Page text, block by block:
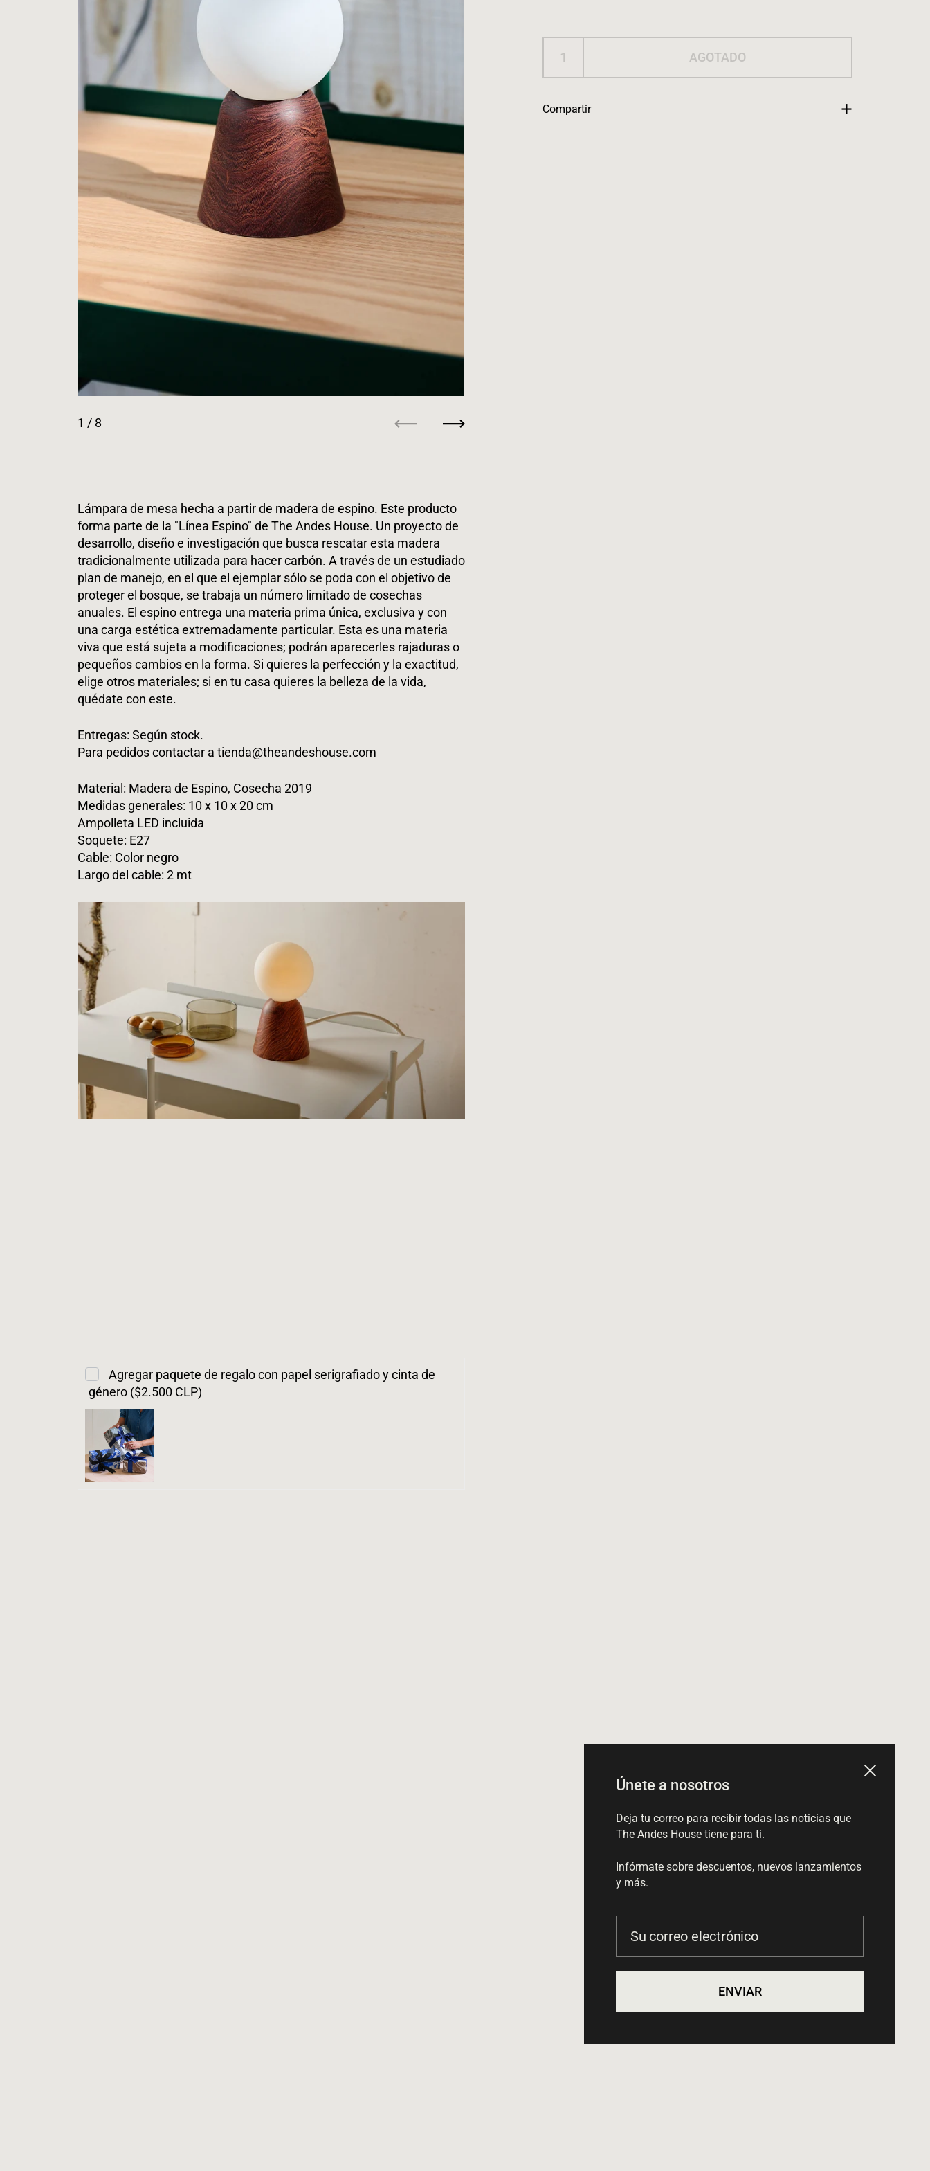
AGOTADO
Compartir
1 / 8
Siguiente
Lámpara de mesa hecha a partir de madera de espino. Este producto
forma parte de la "Línea Espino" de The Andes House. Un proyecto de
desarrollo, diseño e investigación que busca rescatar esta madera
tradicionalmente utilizada para hacer carbón. A través de un estudiado
plan de manejo, en el que el ejemplar sólo se poda con el objetivo de
proteger el bosque, se trabaja un número limitado de cosechas
anuales. El espino entrega una materia prima única, exclusiva y con
una carga estética extremadamente particular. Esta es una materia
viva que está sujeta a modificaciones; podrán aparecerles rajaduras o
pequeños cambios en la forma. Si quieres la perfección y la exactitud,
elige otros materiales; si en tu casa quieres la belleza de la vida,
quédate con este.
Entregas: Según stock.
Para pedidos contactar a tienda@theandeshouse.com
Material: Madera de Espino, Cosecha 2019
Medidas generales: 10 x 10 x 20 cm
Ampolleta LED incluida
Soquete: E27
Cable: Color negro
Largo del cable: 2 mt
Agregar paquete de regalo con papel serigrafiado y cinta de
género ($2.500 CLP)
Únete a nosotros
Deja tu correo para recibir todas las noticias que
The Andes House tiene para ti.
Infórmate sobre descuentos, nuevos lanzamientos
y más.
ENVIAR
Cerrar